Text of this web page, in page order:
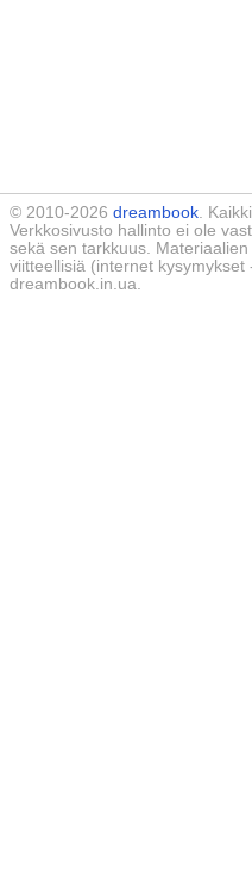
© 2010-2026 dreambook.
Verkkosivusto hallinto ei ole
sekä sen tarkkuus. Materiaalien
viitteellisiä (internet kysymykset
dreambook.in.ua.